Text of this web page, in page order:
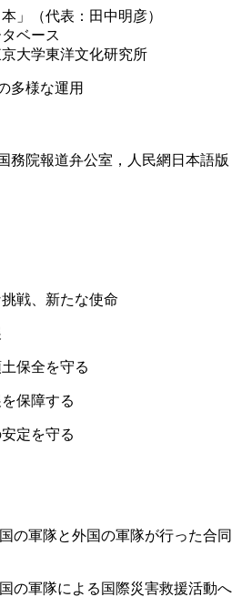
」（代表：田中明彦）
ベース
大学東洋文化研究所
多様な運用
院報道弁公室，人民網日本語版
戦、新たな使命
保全を守る
保障する
定を守る
の軍隊と外国の軍隊が行った合同
の軍隊による国際災害救援活動へ